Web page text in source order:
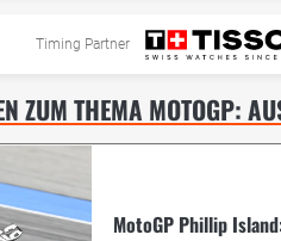
Fahrer & Teams Bilder
Timing Partner
MotoGP Phillip